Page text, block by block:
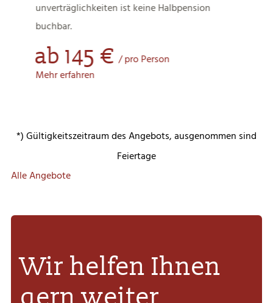
unverträglichkeiten ist keine Halbpension
buchbar.
ab 145 € / pro Person
Mehr erfahren
*) Gültigkeitszeitraum des Angebots, ausgenommen sind
Feiertage
Alle Angebote
Wir helfen Ihnen